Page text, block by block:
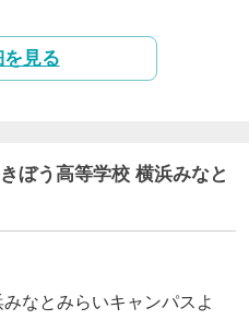
見る
ぼう高等学校 横浜みなと
なとみらいキャンパスよ